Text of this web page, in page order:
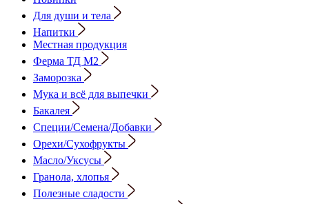
Для души и тела
Напитки
Местная продукция
Ферма ТД М2
Заморозка
Мука и всё для выпечки
Бакалея
Специи/Семена/Добавки
Орехи/Сухофрукты
Масло/Уксусы
Гранола, хлопья
Полезные сладости